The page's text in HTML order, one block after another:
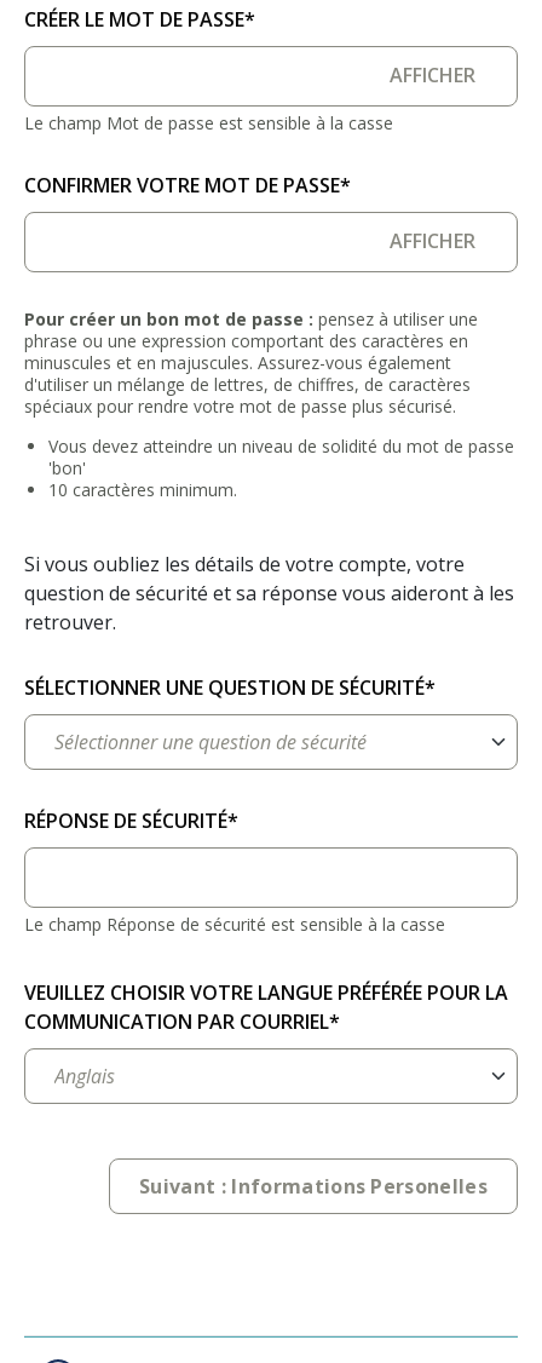
CRÉER LE MOT DE PASSE*
AFFICHER
Le champ Mot de passe est sensible à la casse
CONFIRMER VOTRE MOT DE PASSE*
AFFICHER
Pour créer un bon mot de passe : pensez à utiliser une
phrase ou une expression comportant des caractères en
minuscules et en majuscules. Assurez-vous également
d'utiliser un mélange de lettres, de chiffres, de caractères
spéciaux pour rendre votre mot de passe plus sécurisé.
Vous devez atteindre un niveau de solidité du mot de passe
'bon'
10 caractères minimum.
Si vous oubliez les détails de votre compte, votre
question de sécurité et sa réponse vous aideront à les
retrouver.
SÉLECTIONNER UNE QUESTION DE SÉCURITÉ*
RÉPONSE DE SÉCURITÉ*
Le champ Réponse de sécurité est sensible à la casse
VEUILLEZ CHOISIR VOTRE LANGUE PRÉFÉRÉE POUR LA
COMMUNICATION PAR COURRIEL*
Suivant : Informations Personelles